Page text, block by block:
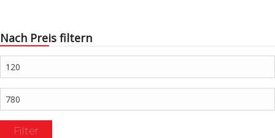
mehrere
Varianten
Die
mehrere
Varianten
Die
Nach Preis filtern
Min.
Preis
Max.
Preis
Filter